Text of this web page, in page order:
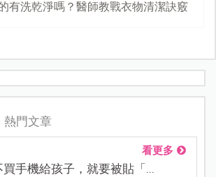
有洗乾淨嗎？醫師教戰衣物清潔訣竅
熱門文章
看更多
買手機給孩子，就要被貼「...